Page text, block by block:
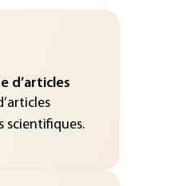
d’articles
scientifiques.